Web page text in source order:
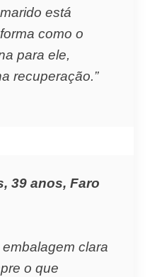
está
como o
para ele,
recuperação.”
39 anos, Faro
embalagem clara
o que